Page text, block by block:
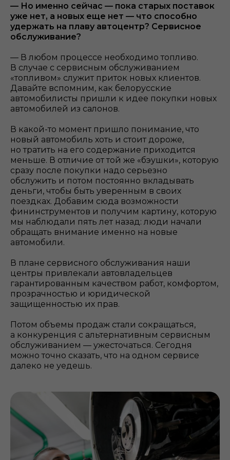
— Но именно сейчас — пока старых поставок
уже нет, а новых еще нет — что способно
удержать на плаву автоцентр? Сервисное
обслуживание?
— В любом процессе необходимо топливо.
В случае с сервисным обслуживанием
«топливом» служит приток новых клиентов.
Давайте вспомним, как белорусские
автомобилисты пришли к идее покупки новых
автомобилей из салонов.
В какой-то момент пришло понимание, что
новый автомобиль хоть и стоит дороже,
но тратить на его содержание приходится
меньше. В отличие от той же «бэушки», которую
сразу после покупки надо серьезно
обслужить и потом постоянно вкладывать
деньги, чтобы быть уверенным в своих
поездках. Добавим сюда возможности
фининструментов и получим картину, которую
мы наблюдали пять лет назад: люди начали
обращать внимание именно на новые
автомобили.
В плане сервисного обслуживания наши
центры привлекали автовладельцев
гарантированным качеством работ, комфортом,
прозрачностью и юридической
защищенностью их прав.
Потом объемы продаж стали сокращаться,
а конкуренция с альтернативным сервисным
обслуживанием — ужесточаться. Сегодня
можно точно сказать, что на одном сервисе
далеко не уедешь.